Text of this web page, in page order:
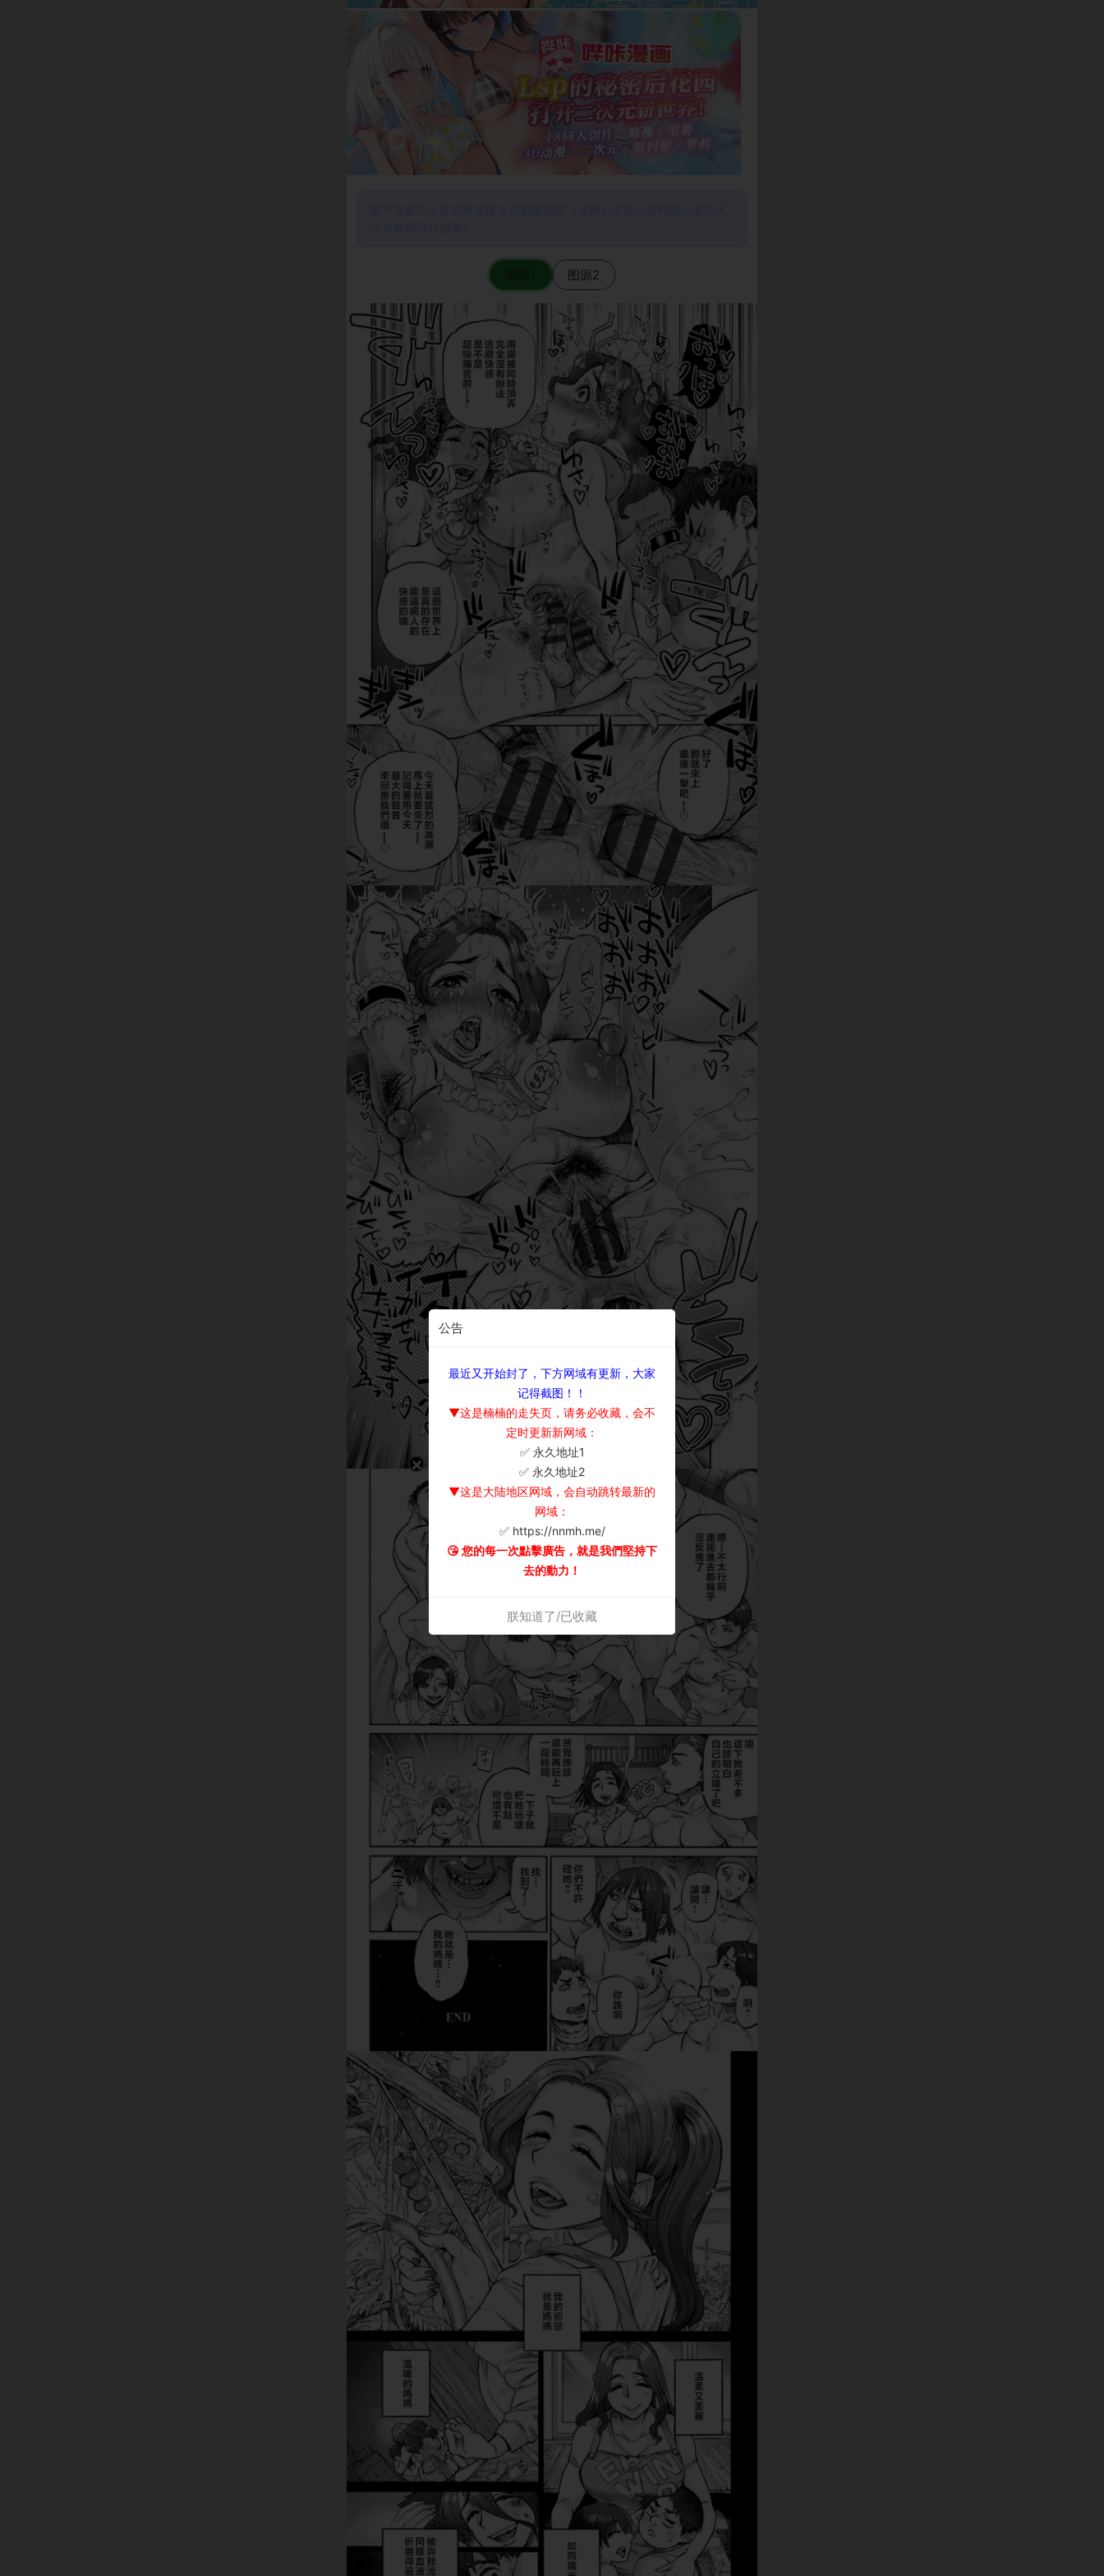
图源2
公告
最近又开始封了，下方网域有更新，大家
记得截图！！
▼这是楠楠的走失页，请务必收藏，会不
定时更新新网域：
✅ 永久地址1
✅ 永久地址2
▼这是大陆地区网域，会自动跳转最新的
网域：
✅ https://nnmh.me/
😘 您的每一次點擊廣告，就是我們堅持下
去的動力！
朕知道了/已收藏
×